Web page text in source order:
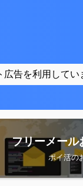
告を利用してい
フリーメール
ポイ活の